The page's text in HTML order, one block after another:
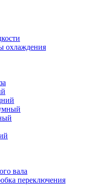
охлаждения
вала
переключения